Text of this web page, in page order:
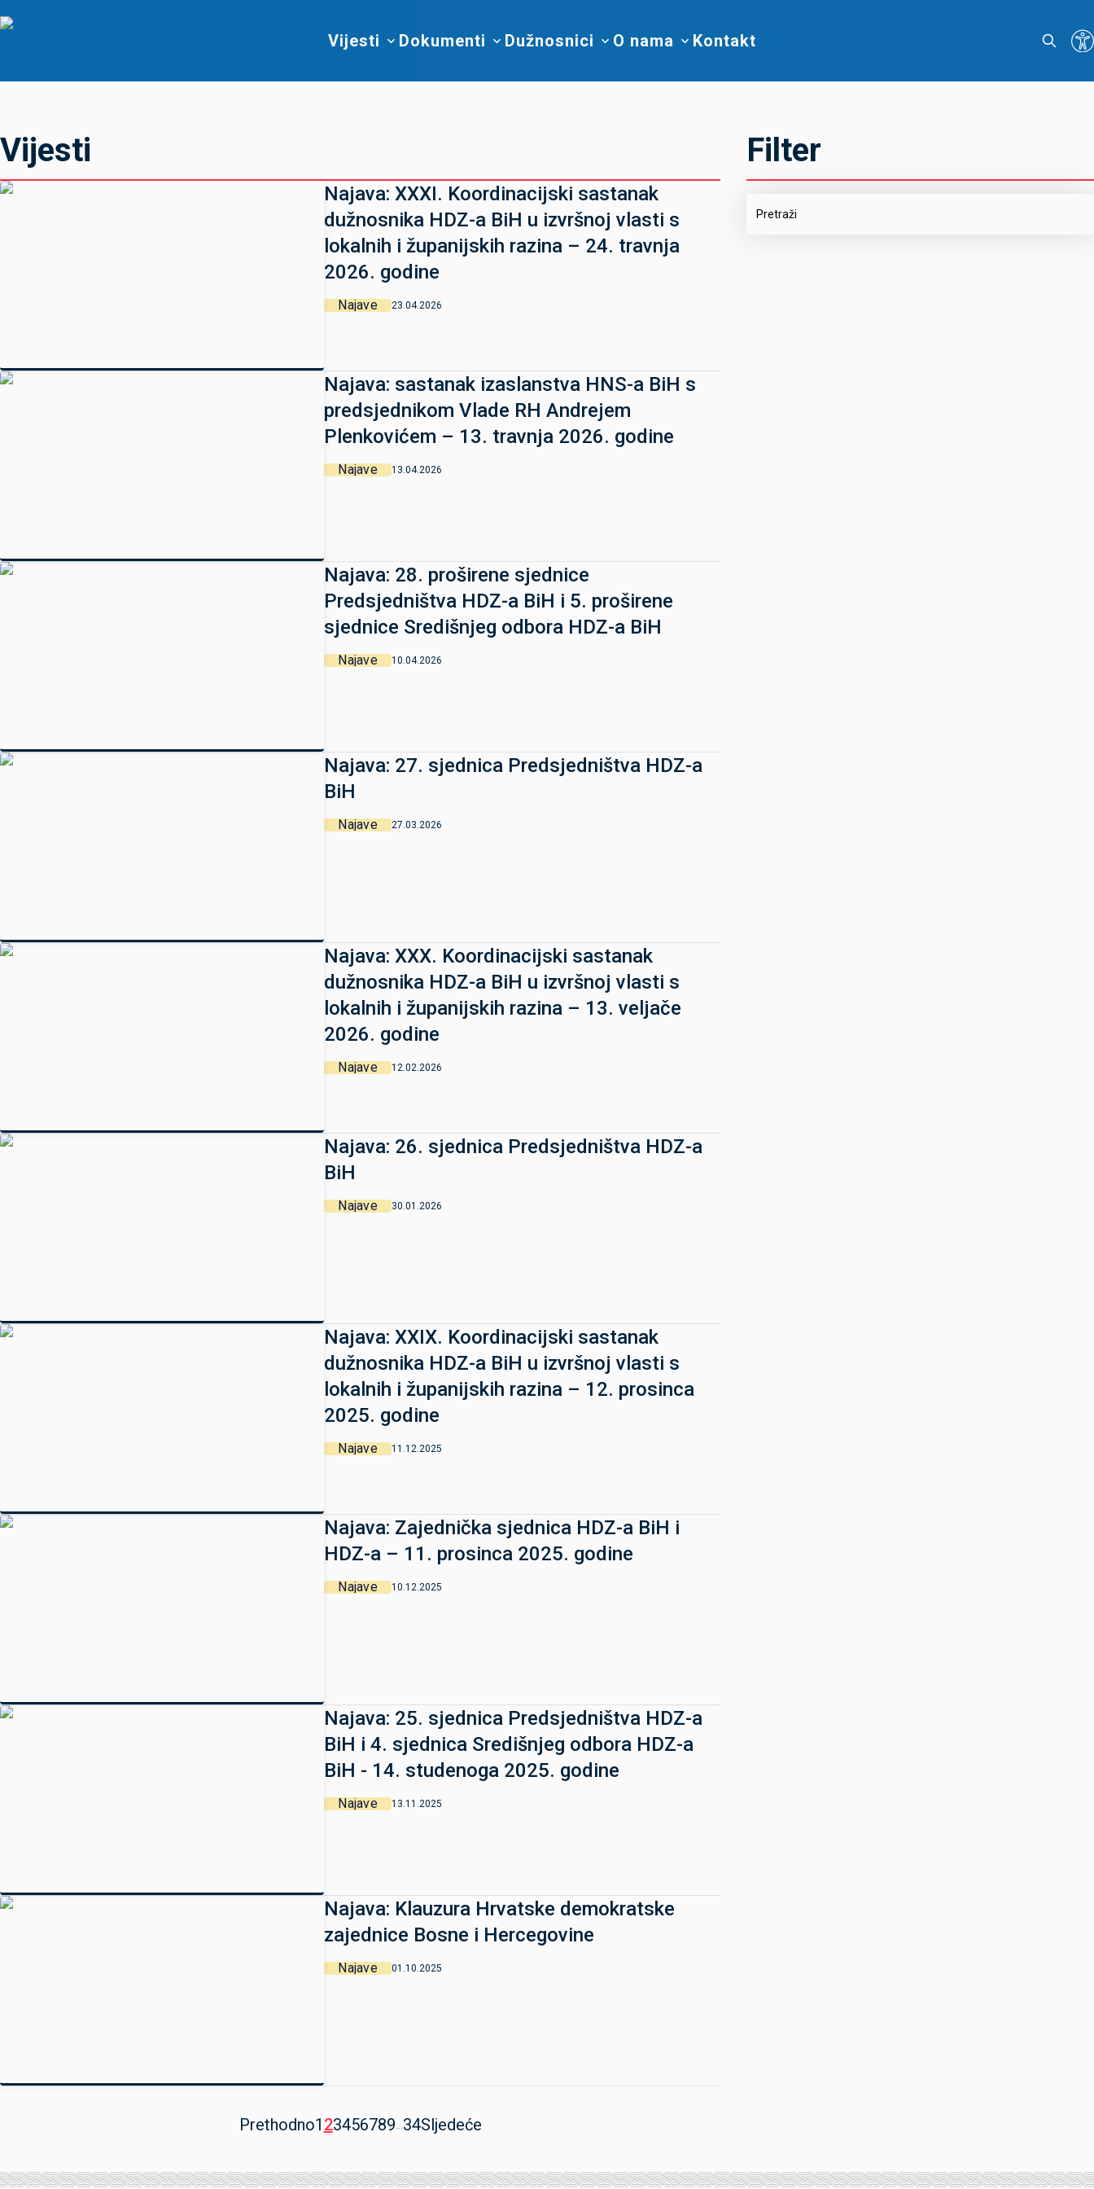
Vijesti Dokumenti Dužnosnici O nama Kontakt
Vijesti
Najava: XXXI. Koordinacijski sastanak
dužnosnika HDZ-a BiH u izvršnoj vlasti s
lokalnih i županijskih razina – 24. travnja
2026. godine
Najave 23.04.2026
Najava: sastanak izaslanstva HNS-a BiH s
predsjednikom Vlade RH Andrejem
Plenkovićem – 13. travnja 2026. godine
Najave 13.04.2026
Najava: 28. proširene sjednice
Predsjedništva HDZ-a BiH i 5. proširene
sjednice Središnjeg odbora HDZ-a BiH
Najave 10.04.2026
Najava: 27. sjednica Predsjedništva HDZ-a
BiH
Najave 27.03.2026
Najava: XXX. Koordinacijski sastanak
dužnosnika HDZ-a BiH u izvršnoj vlasti s
lokalnih i županijskih razina – 13. veljače
2026. godine
Najave 12.02.2026
Najava: 26. sjednica Predsjedništva HDZ-a
BiH
Najave 30.01.2026
Najava: XXIX. Koordinacijski sastanak
dužnosnika HDZ-a BiH u izvršnoj vlasti s
lokalnih i županijskih razina – 12. prosinca
2025. godine
Najave 11.12.2025
Najava: Zajednička sjednica HDZ-a BiH i
HDZ-a – 11. prosinca 2025. godine
Najave 10.12.2025
Najava: 25. sjednica Predsjedništva HDZ-a
BiH i 4. sjednica Središnjeg odbora HDZ-a
BiH - 14. studenoga 2025. godine
Najave 13.11.2025
Najava: Klauzura Hrvatske demokratske
zajednice Bosne i Hercegovine
Najave 01.10.2025
Prethodno1 23456789 34Sljedeće
Filter